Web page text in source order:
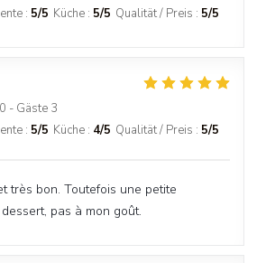
: 5/5 Küche : 5/5 Qualität / Preis : 5/5
- Gäste 3
: 5/5 Küche : 4/5 Qualität / Preis : 5/5
très bon. Toutefois une petite
pas à mon goût.